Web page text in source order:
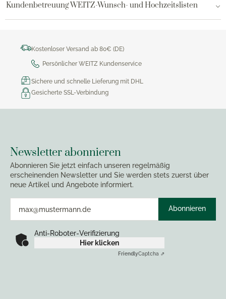
Kundenbetreuung WEITZ-Wunsch- und Hochzeitslisten
Kostenloser Versand ab 80€ (DE)
Persönlicher WEITZ Kundenservice
Sichere und schnelle Lieferung mit DHL
Gesicherte SSL-Verbindung
Newsletter abonnieren
Abonnieren Sie jetzt einfach unseren regelmäßig
erscheinenden Newsletter und Sie werden stets zuerst über
neue Artikel und Angebote informiert.
Abonnieren
Anti-Roboter-Verifizierung
Hier klicken
FriendlyCaptcha ⇗